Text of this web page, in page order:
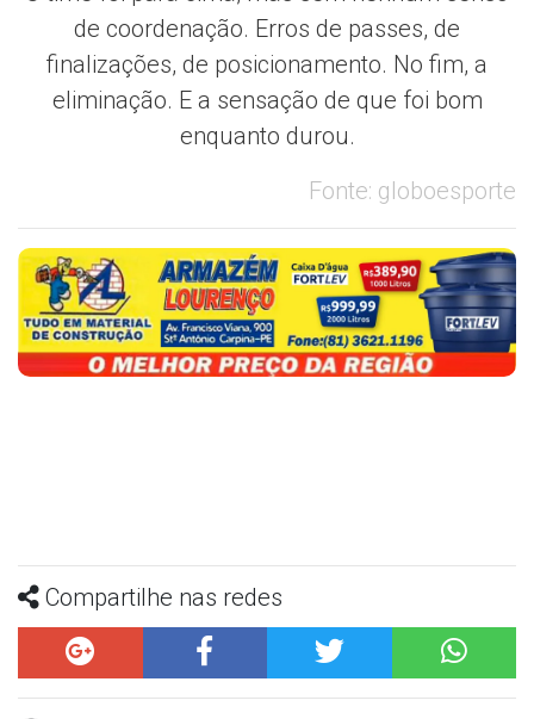
de coordenação. Erros de passes, de
finalizações, de posicionamento. No fim, a
eliminação. E a sensação de que foi bom
enquanto durou.
Fonte: globoesporte
Compartilhe nas redes